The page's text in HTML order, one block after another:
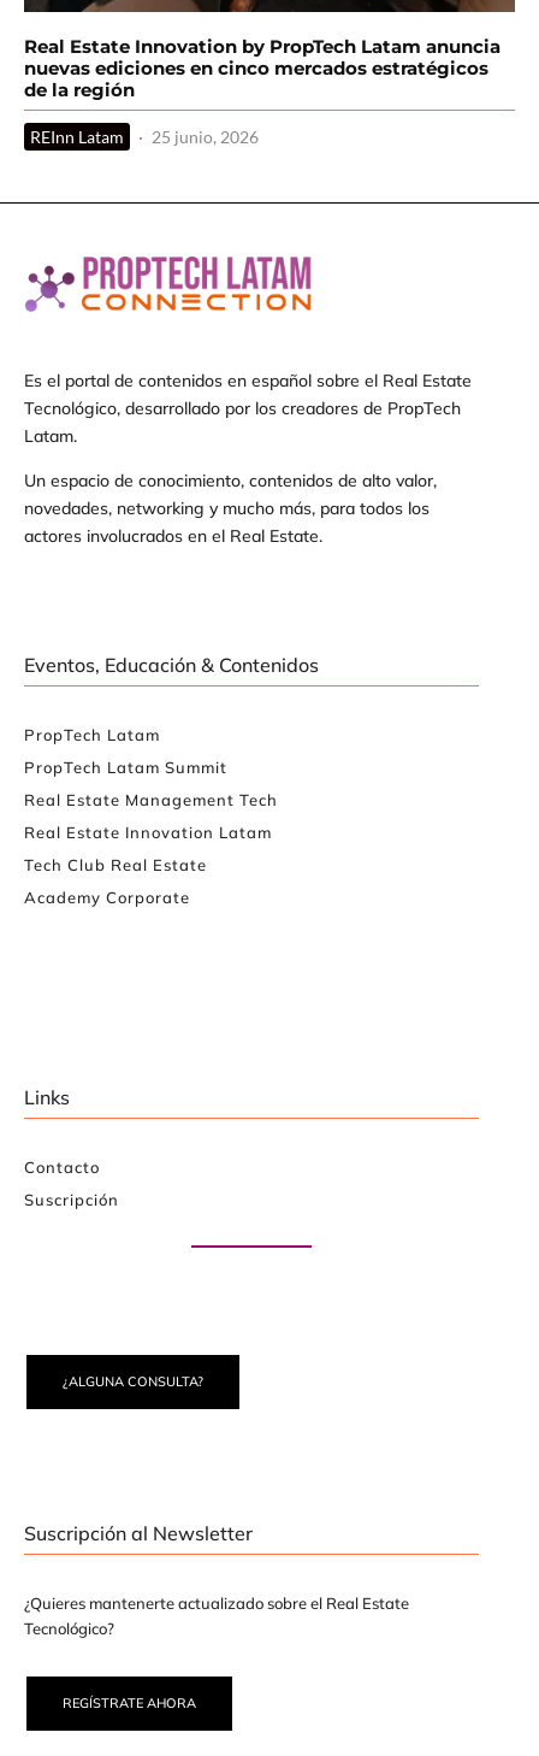
Real Estate Innovation by PropTech Latam anuncia
nuevas ediciones en cinco mercados estratégicos
de la región
REInn Latam · 25 junio, 2026
Es el portal de contenidos en español sobre el Real Estate
Tecnológico, desarrollado por los creadores de PropTech
Latam.
Un espacio de conocimiento, contenidos de alto valor,
novedades, networking y mucho más, para todos los
actores involucrados en el Real Estate.
Eventos, Educación & Contenidos
PropTech Latam
PropTech Latam Summit
Real Estate Management Tech
Real Estate Innovation Latam
Tech Club Real Estate
Academy Corporate
Links
Contacto
Suscripción
¿ALGUNA CONSULTA?
Suscripción al Newsletter
¿Quieres mantenerte actualizado sobre el Real Estate
Tecnológico?
REGÍSTRATE AHORA